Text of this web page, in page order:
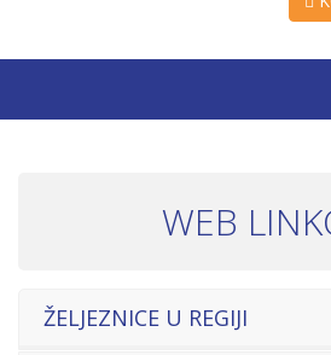
WEB
ŽELJEZNICE U REGIJI